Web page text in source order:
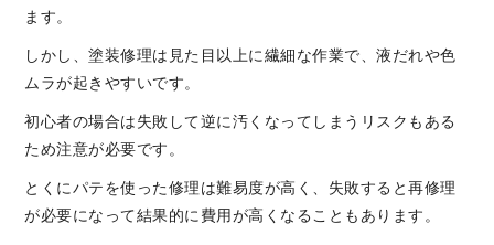
ます。
しかし、塗装修理は見た目以上に繊細な作業で、液だれや色
ムラが起きやすいです。
初心者の場合は失敗して逆に汚くなってしまうリスクもある
ため注意が必要です。
とくにパテを使った修理は難易度が高く、失敗すると再修理
が必要になって結果的に費用が高くなることもあります。